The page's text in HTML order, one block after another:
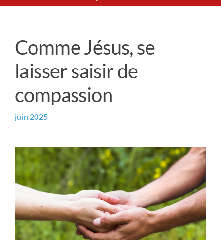
Prière universelle
Qui sommes-nous ?
Contact
Comme Jésus, se
laisser saisir de
compassion
juin 2025